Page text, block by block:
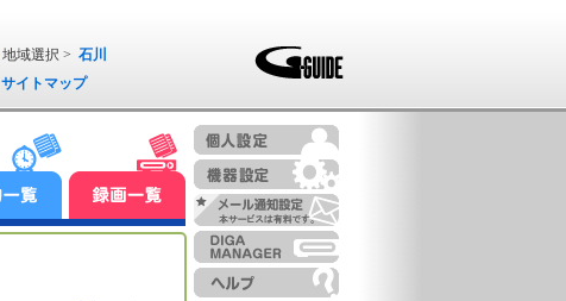
地域選択 > 石川
サイトマップ